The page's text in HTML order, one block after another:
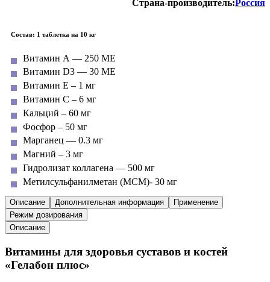
Страна-производитель:Россия
Состав: 1 таблетка на 10 кг
Витамин А — 250 МЕ
Витамин D3 — 30 МЕ
Витамин E – 1 мг
Витамин С – 6 мг
Кальций – 60 мг
Фосфор – 50 мг
Марганец — 0.3 мг
Магний – 3 мг
Гидролизат коллагена — 500 мг
Метилсульфанилметан (МСМ)- 30 мг
Описание Дополнительная информация
Применение
Режим дозирования
Описание
Витамины для здоровья суставов и костей
«Гелабон плюс»